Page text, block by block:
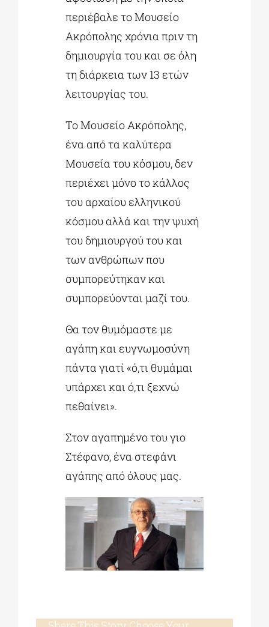
περιέβαλε το Μουσείο
Ακρόπολης χρόνια πριν τη
δημιουργία του και σε όλη
τη διάρκεια των 13 ετών
λειτουργίας του.
Το Μουσείο Ακρόπολης,
ένα από τα καλύτερα
Μουσεία του κόσμου, δεν
περιέχει μόνο το κάλλος
του αρχαίου ελληνικού
κόσμου αλλά και την ψυχή
του δημιουργού του και
των ανθρώπων που
συμπορεύτηκαν και
συμπορεύονται μαζί του.
Θα τον θυμόμαστε με
αγάπη και ευγνωμοσύνη
πάντα γιατί «ό,τι θυμάμαι
υπάρχει και ό,τι ξεχνώ
πεθαίνει».
Στον αγαπημένο του γιο
Στέφανο, ένα στεφάνι
αγάπης από όλους μας.